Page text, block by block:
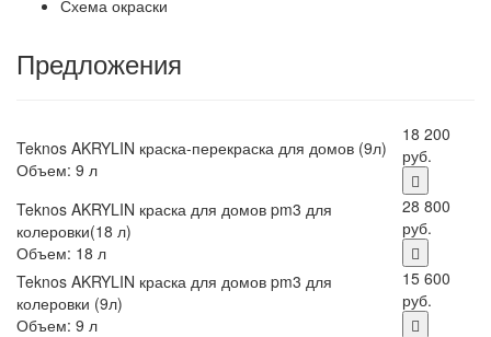
Схема окраски
Предложения
Teknos AKRYLIN краска-перекраска для домов (9л)
Объем: 9 л
18 200
руб.
Teknos AKRYLIN краска для домов pm3 для
колеровки(18 л)
Объем: 18 л
28 800
руб.
Teknos AKRYLIN краска для домов pm3 для
колеровки (9л)
Объем: 9 л
15 600
руб.